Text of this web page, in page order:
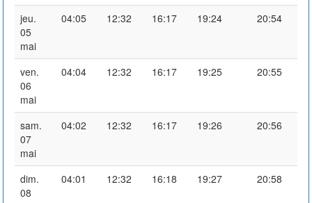
jeu.
05
mai
04:05 12:32 16:17 19:24 20:54
ven.
06
mai
04:04 12:32 16:17 19:25 20:55
sam.
07
mai
04:02 12:32 16:17 19:26 20:56
dim.
08
04:01 12:32 16:18 19:27 20:58